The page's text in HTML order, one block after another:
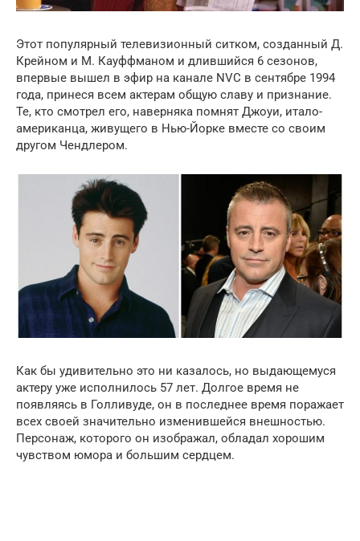
Этот популярный телевизионный ситком, созданный Д.
Крейном и М. Кауффманом и длившийся 6 сезонов,
впервые вышел в эфир на канале NVC в сентябре 1994
года, принеся всем актерам общую славу и признание.
Те, кто смотрел его, наверняка помнят Джоуи, итало-
американца, живущего в Нью-Йорке вместе со своим
другом Чендлером.
Как бы удивительно это ни казалось, но выдающемуся
актеру уже исполнилось 57 лет. Долгое время не
появляясь в Голливуде, он в последнее время поражает
всех своей значительно изменившейся внешностью.
Персонаж, которого он изображал, обладал хорошим
чувством юмора и большим сердцем.